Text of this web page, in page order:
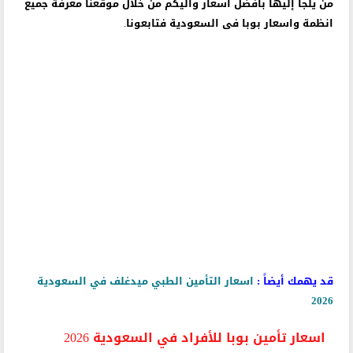
انظمة واسعار بوبا فى السعودية فتابعونا.
قد يهمك أيضاً : اسعار التأمين الطبي ميدغلف في السعودية
2026
اسعار تأمين بوبا للأفراد في السعودية 2026